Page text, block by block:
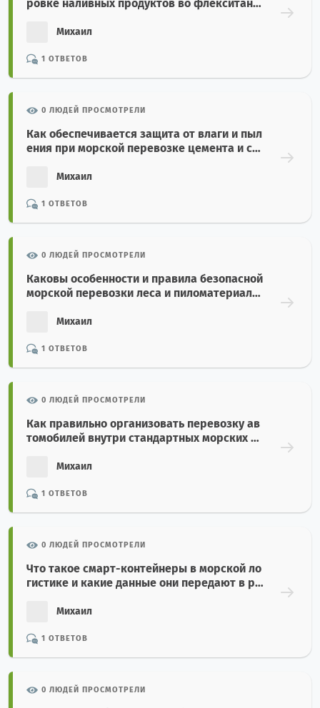
ровке наливных продуктов во флекситанк
Михаил
1 ОТВЕТОВ
0 ЛЮДЕЙ ПРОСМОТРЕЛИ
Как обеспечивается защита от влаги и пыл
ения при морской перевозке цемента и стр
Михаил
1 ОТВЕТОВ
0 ЛЮДЕЙ ПРОСМОТРЕЛИ
Каковы особенности и правила безопасной
морской перевозки леса и пиломатериало
Михаил
1 ОТВЕТОВ
0 ЛЮДЕЙ ПРОСМОТРЕЛИ
Как правильно организовать перевозку ав
томобилей внутри стандартных морских ко
Михаил
1 ОТВЕТОВ
0 ЛЮДЕЙ ПРОСМОТРЕЛИ
Что такое смарт-контейнеры в морской ло
гистике и какие данные они передают в ре
Михаил
1 ОТВЕТОВ
0 ЛЮДЕЙ ПРОСМОТРЕЛИ